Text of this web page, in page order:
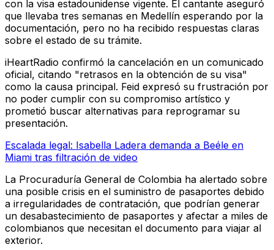
con la visa estadounidense vigente. El cantante aseguró
que llevaba tres semanas en Medellín esperando por la
documentación, pero no ha recibido respuestas claras
sobre el estado de su trámite.
iHeartRadio confirmó la cancelación en un comunicado
oficial, citando "retrasos en la obtención de su visa"
como la causa principal. Feid expresó su frustración por
no poder cumplir con su compromiso artístico y
prometió buscar alternativas para reprogramar su
presentación.
Escalada legal: Isabella Ladera demanda a Beéle en
Miami tras filtración de video
La Procuraduría General de Colombia ha alertado sobre
una posible crisis en el suministro de pasaportes debido
a irregularidades de contratación, que podrían generar
un desabastecimiento de pasaportes y afectar a miles de
colombianos que necesitan el documento para viajar al
exterior.